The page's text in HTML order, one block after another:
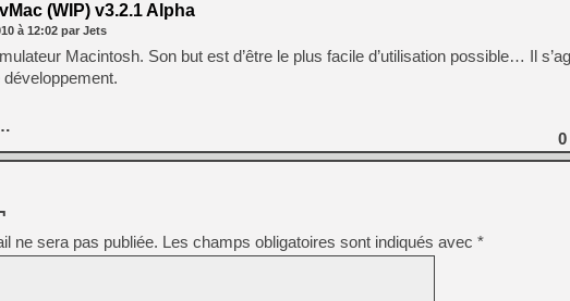
[Mo5] DOOM arrive en
[GK] Bethesda fête les 30
[GK] Roblox : l'action en
[GK] Agenda - GeForce
[GK] Devolver Digital en a
[LS] [PS5] ps5-y2jb-
[GK] Pourquoi Marvel
[GK] Test : Restory : Chill
[GK] GTA 6 : Rockstar
[GK] Hot Wheels Infinite
[GK] Mémoire cash -
[GK] Résultats Nintendo :
(WIP) v3.2.1 Alpha
à 12:02 par Jets
Macintosh. Son but est d’être le plus facile d’utilisation possible… Il
0
ne sera pas publiée. Les champs obligatoires sont indiqués avec *